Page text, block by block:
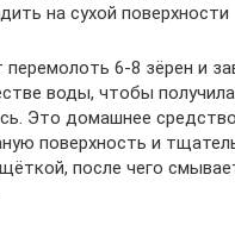
на сухой поверхности
6-8 зёрен и
воды, чтобы
Это домашнее
поверхность и
после чего